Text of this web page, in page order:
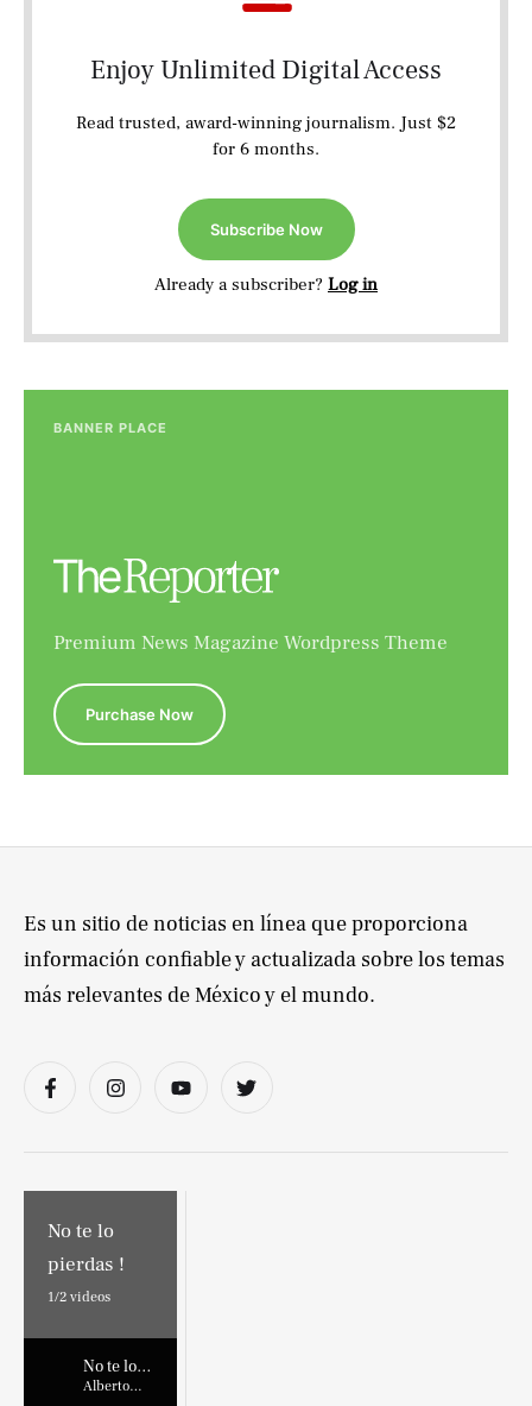
Enjoy Unlimited Digital Access
Read trusted, award-winning journalism. Just $2
for 6 months.
Subscribe Now
Already a subscriber? Log in
BANNER PLACE
Premium News Magazine Wordpress Theme
Purchase Now
No te lo
pierdas !
1/2 videos
No te lo
pierdas !
Alberto
Es un sitio de noticias en línea que proporciona
información confiable y actualizada sobre los temas
más relevantes de México y el mundo.